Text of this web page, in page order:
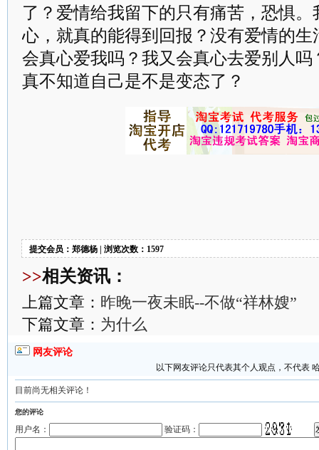
了？爱情给我留下的只有痛苦，恐惧
心，就真的能得到回报？没有爱情的
会真心爱我吗？我又会真心去爱别人
真不知道自己是不是变态了？
提交会员：郑德杨 | 浏览次数：1597
>>相关资讯：
上篇文章： 昨晚一夜未眠--不做“祥林嫂”
下篇文章： 为什么
网友评论
以下网友评论只代表其个人观点，不代表
目前尚无相关评论！
您的评论
用户名： 验证码：